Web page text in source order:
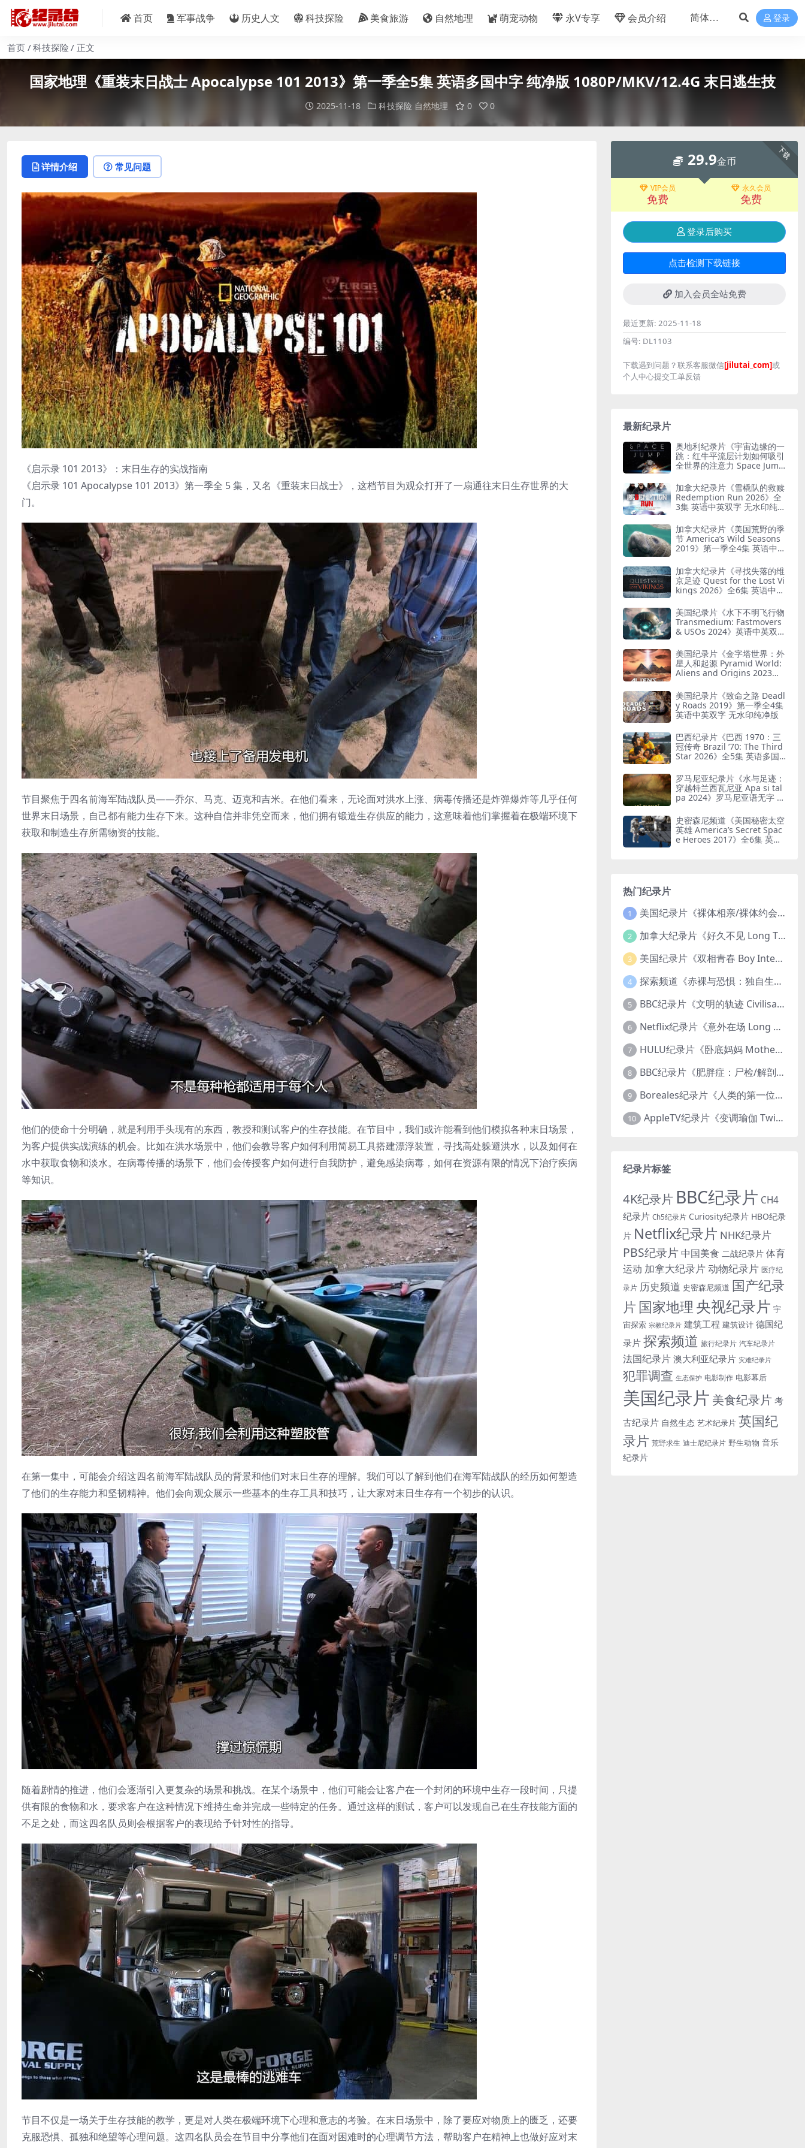
首页 军事战争 历史人文 科技探险 美食旅游 自然地理 萌宠动物 永V专享 会员介绍 登录
首页 科技探险 正文
国家地理《重装末日战士 Apocalypse 101 2013》第一季全5集 英语多国中字 纯净版 1080P/MKV/12.4G 末日逃生技
2025-11-18 科技探险 自然地理 0 0
详情介绍 常见问题
《启示录 101 2013》：末日生存的实战指南
《启示录 101 Apocalypse 101 2013》第一季全 5 集，又名《重装末日战士》，这档节目为观众打开了一扇通往末日生存世界的大
门。
节目聚焦于四名前海军陆战队员——乔尔、马克、迈克和吉米。在他们看来，无论面对洪水上涨、病毒传播还是炸弹爆炸等几乎任何
世界末日场景，自己都有能力生存下来。这种自信并非凭空而来，他们拥有锻造生存供应的能力，这意味着他们掌握着在极端环境下
获取和制造生存所需物资的技能。
他们的使命十分明确，就是利用手头现有的东西，教授和测试客户的生存技能。在节目中，我们或许能看到他们模拟各种末日场景，
为客户提供实战演练的机会。比如在洪水场景中，他们会教导客户如何利用简易工具搭建漂浮装置，寻找高处躲避洪水，以及如何在
水中获取食物和淡水。在病毒传播的场景下，他们会传授客户如何进行自我防护，避免感染病毒，如何在资源有限的情况下治疗疾病
等知识。
在第一集中，可能会介绍这四名前海军陆战队员的背景和他们对末日生存的理解。我们可以了解到他们在海军陆战队的经历如何塑造
了他们的生存能力和坚韧精神。他们会向观众展示一些基本的生存工具和技巧，让大家对末日生存有一个初步的认识。
随着剧情的推进，他们会逐渐引入更复杂的场景和挑战。在某个场景中，他们可能会让客户在一个封闭的环境中生存一段时间，只提
供有限的食物和水，要求客户在这种情况下维持生命并完成一些特定的任务。通过这样的测试，客户可以发现自己在生存技能方面的
不足之处，而这四名队员则会根据客户的表现给予针对性的指导。
节目不仅是一场关于生存技能的教学，更是对人类在极端环境下心理和意志的考验。在末日场景中，除了要应对物质上的匮乏，还要
克服恐惧、孤独和绝望等心理问题。这四名队员会在节目中分享他们在面对困难时的心理调节方法，帮助客户在精神上也做好应对末
下载
29.9金币
VIP会员
免费
永久会员
免费
登录后购买
点击检测下载链接
加入会员全站免费
最近更新: 2025-11-18
编号: DL1103
下载遇到问题？联系客服微信[jilutai_com]或
个人中心提交工单反馈
最新纪录片
奥地利纪录片《宇宙边缘的一
跳：红牛平流层计划如何吸引
全世界的注意力 Space Jum
ptured the World’s Attentio
n 2022》英语无字 无水印纯
净版 红牛平流层计划
加拿大纪录片《雪橇队的救赎
Redemption Run 2026》全
3集 英语中英双字 无水印纯净
加拿大纪录片《美国荒野的季
节 America’s Wild Seasons
2019》第一季全4集 英语中英
四季
加拿大纪录片《寻找失落的维
京足迹 Quest for the Lost Vi
kings 2026》全6集 英语中英
美国纪录片《水下不明飞行物
Transmedium: Fastmovers
& USOs 2024》英语中英双字
物
美国纪录片《金字塔世界：外
星人和起源 Pyramid World:
Aliens and Origins 2023》
金字塔与外星人
美国纪录片《致命之路 Deadl
y Roads 2019》第一季全4集
英语中英双字 无水印纯净版
巴西纪录片《巴西 1970：三
冠传奇 Brazil ’70: The Third
Star 2026》全5集 英语多国
足球队
罗马尼亚纪录片《水与足迹：
穿越特兰西瓦尼亚 Apa si tal
pa 2024》罗马尼亚语无字 无
史密森尼频道《美国秘密太空
英雄 America’s Secret Spac
e Heroes 2017》全6集 英语
热门纪录片
1 美国纪录片《裸体相亲/裸体约会 Dating Naked 2014-2016》第1-3季全33集 英语中英双字 无水印纯净版 1080P/MKV/85.6G 裸体相亲真人秀
2 加拿大纪录片《好久不见 Long Time Comin 1993》英语中英双字 官方纯净版 1080P/MKV/1G 女同性艺术家
3 美国纪录片《双相青春 Boy Interrupted 2009》英语中英双字 官方纯净版 1080P/MKV/1.43G 青少年躁郁症
4 探索频道《赤裸与恐惧：独自生存/赤裸荒野求生 Naked and Afraid: Solo 2023》第一季全8集 英语中英双字 官方纯净版 高码1080P/MKV/45.4G
5 BBC纪录片《文明的轨迹 Civilisations 1969》全13集 英语中英双字 高清收藏版 1080P/MKV/64.1G 西方艺术史话
6 Netflix纪录片《意外在场 Long Shot 2017》英语中字 720P/NKV/1.06GB 美国谋杀误判案件
7 HULU纪录片《卧底妈妈 Mother Undercover 2023》全4集 英语中英双字 官方纯净版 1080P/MKV/7.6G 拯救孩子
8 BBC纪录片《肥胖症：尸检/解剖肥胖 Obesity: The Post Mortem 2016》英语中英双字 无水印纯净版 1080P/MKV/1.03G
9 Boreales纪录片《人类的第一位动物朋友：人类和狗的神奇故事 Man’s First Friend 2018》英语中英双字 1080P/MP4/1.8G 狗的神奇故事
10 AppleTV纪录片《变调瑜伽 Twisted Yoga 2026》全3集 英语中英双字 无水印纯净版 1080P/MKV/10G 瑜伽大师背后的真相
纪录片标签
4K纪录片 BBC纪录片 CH4
纪录片 Ch5纪录片 Curiosity纪录片 HBO纪录
片 Netflix纪录片 NHK纪录片
PBS纪录片 中国美食 二战纪录片 体育
运动 加拿大纪录片动物纪录片 医疗纪
录片 历史频道 史密森尼频道 国产纪录
片 国家地理 央视纪录片 宇
宙探索 宗教纪录片 建筑工程 建筑设计 德国纪
录片 探索频道 旅行纪录片 汽车纪录片
法国纪录片 澳大利亚纪录片 灾难纪录片
犯罪调查 生态保护 电影制作 电影幕后
美国纪录片 美食纪录片考
古纪录片 自然生态 艺术纪录片 英国纪
录片 荒野求生 迪士尼纪录片 野生动物 音乐
纪录片